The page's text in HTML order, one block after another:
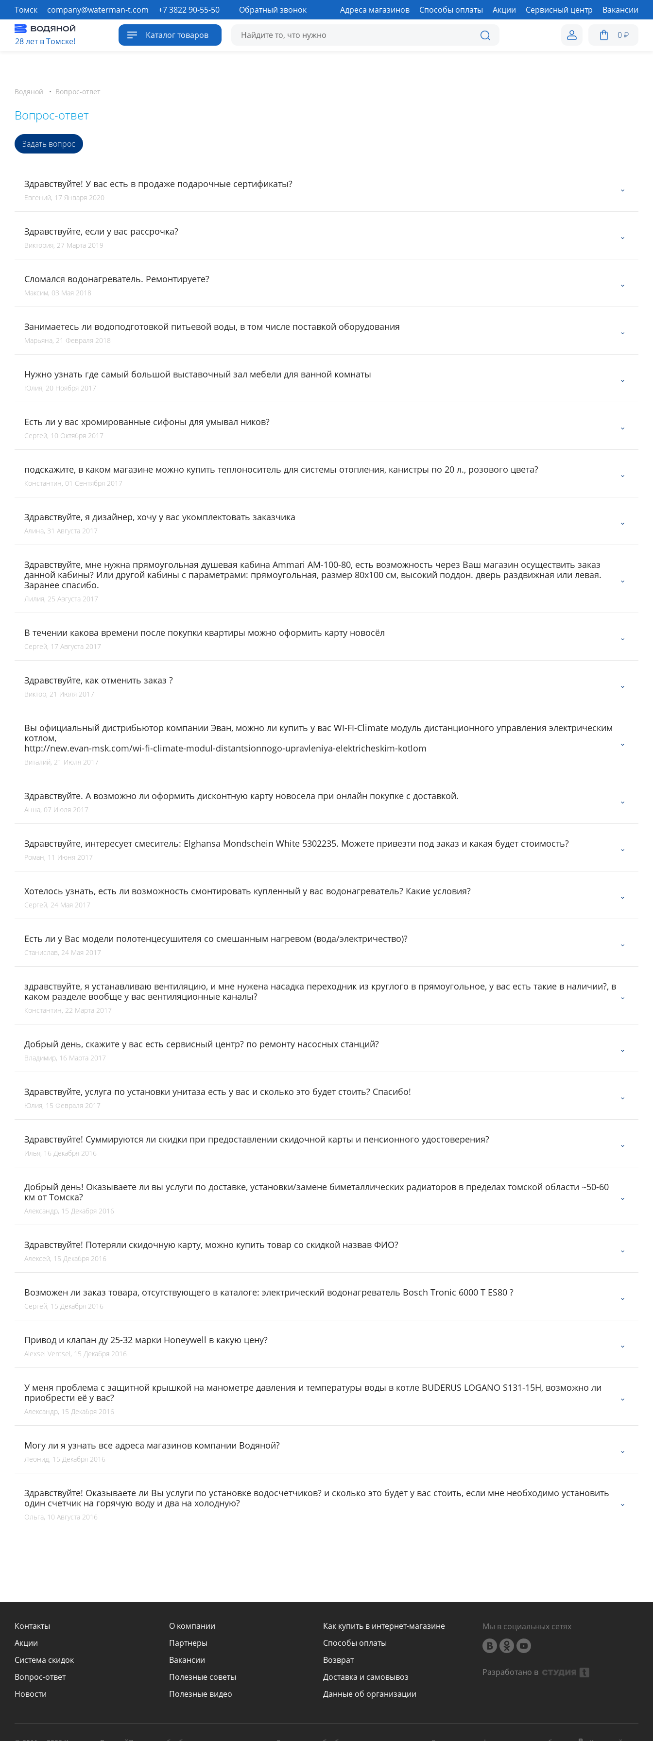
Томск company@waterman-t.com +7 3822 90-55-50 Обратный звонок Адреса магазинов Способы оплаты Акции Сервисный центр Вакансии
28 лет в Томске!
Каталог товаров 0₽
Водяной • Вопрос-ответ
Вопрос-ответ
Задать вопрос
Здравствуйте! У вас есть в продаже подарочные сертификаты?
Евгений, 17 Января 2020
Здравствуйте, если у вас рассрочка?
Виктория, 27 Марта 2019
Сломался водонагреватель. Ремонтируете?
Максим, 03 Мая 2018
Занимаетесь ли водоподготовкой питьевой воды, в том числе поставкой оборудования
Марьяна, 21 Февраля 2018
Нужно узнать где самый большой выставочный зал мебели для ванной комнаты
Юлия, 20 Ноября 2017
Есть ли у вас хромированные сифоны для умывал ников?
Сергей, 10 Октября 2017
подскажите, в каком магазине можно купить теплоноситель для системы отопления, канистры по 20 л., розового цвета?
Константин, 01 Сентября 2017
Здравствуйте, я дизайнер, хочу у вас укомплектовать заказчика
Алина, 31 Августа 2017
Здравствуйте, мне нужна прямоугольная душевая кабина Ammari AM-100-80, есть возможность через Ваш магазин осуществить заказ
данной кабины? Или другой кабины с параметрами: прямоугольная, размер 80х100 см, высокий поддон. дверь раздвижная или левая.
Заранее спасибо.
Лилия, 25 Августа 2017
В течении какова времени после покупки квартиры можно оформить карту новосёл
Сергей, 17 Августа 2017
Здравствуйте, как отменить заказ ?
Виктор, 21 Июля 2017
Вы официальный дистрибьютор компании Эван, можно ли купить у вас WI-FI-Climate модуль дистанционного управления электрическим
котлом,
http://new.evan-msk.com/wi-fi-climate-modul-distantsionnogo-upravleniya-elektricheskim-kotlom
Виталий, 21 Июля 2017
Здравствуйте. А возможно ли оформить дисконтную карту новосела при онлайн покупке с доставкой.
Анна, 07 Июля 2017
Здравствуйте, интересует смеситель: Elghansa Mondschein White 5302235. Можете привезти под заказ и какая будет стоимость?
Роман, 11 Июня 2017
Хотелось узнать, есть ли возможность смонтировать купленный у вас водонагреватель? Какие условия?
Сергей, 24 Мая 2017
Есть ли у Вас модели полотенцесушителя со смешанным нагревом (вода/электричество)?
Станислав, 24 Мая 2017
здравствуйте, я устанавливаю вентиляцию, и мне нужена насадка переходник из круглого в прямоугольное, у вас есть такие в наличии?, в
каком разделе вообще у вас вентиляционные каналы?
Константин, 22 Марта 2017
Добрый день, скажите у вас есть сервисный центр? по ремонту насосных станций?
Владимир, 16 Марта 2017
Здравствуйте, услуга по установки унитаза есть у вас и сколько это будет стоить? Спасибо!
Юлия, 15 Февраля 2017
Здравствуйте! Суммируются ли скидки при предоставлении скидочной карты и пенсионного удостоверения?
Илья, 16 Декабря 2016
Добрый день! Оказываете ли вы услуги по доставке, установки/замене биметаллических радиаторов в пределах томской области ~50-60
км от Томска?
Александр, 15 Декабря 2016
Здравствуйте! Потеряли скидочную карту, можно купить товар со скидкой назвав ФИО?
Алексей, 15 Декабря 2016
Возможен ли заказ товара, отсутствующего в каталоге: электрический водонагреватель Bosch Tronic 6000 T ES80 ?
Сергей, 15 Декабря 2016
Привод и клапан ду 25-32 марки Honeywell в какую цену?
Alexsei Ventsel, 15 Декабря 2016
У меня проблема с защитной крышкой на манометре давления и температуры воды в котле BUDERUS LOGANO S131-15H, возможно ли
приобрести её у вас?
Александр, 15 Декабря 2016
Могу ли я узнать все адреса магазинов компании Водяной?
Леонид, 15 Декабря 2016
Здравствуйте! Оказываете ли Вы услуги по установке водосчетчиков? и сколько это будет у вас стоить, если мне необходимо установить
один счетчик на горячую воду и два на холодную?
Ольга, 10 Августа 2016
Контакты
Акции
Система скидок
Вопрос-ответ
Новости
О компании
Партнеры
Вакансии
Полезные советы
Полезные видео
Как купить в интернет-магазине
Способы оплаты
Возврат
Доставка и самовывоз
Данные об организации
Мы в социальных сетях
Разработано в